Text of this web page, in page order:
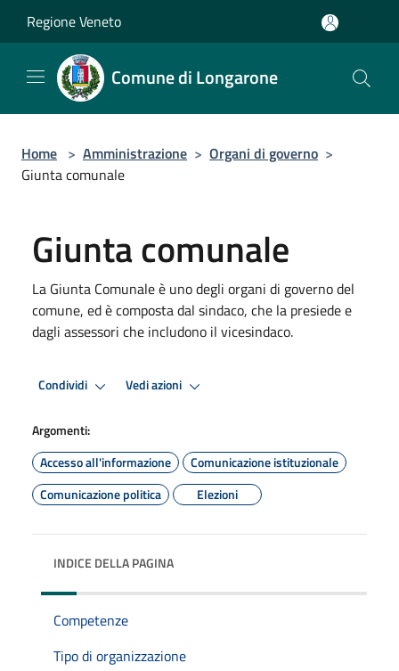
Regione Veneto
Comune di Longarone
Home > Amministrazione > Organi di governo >
Giunta comunale
Giunta comunale
La Giunta Comunale è uno degli organi di governo del
comune, ed è composta dal sindaco, che la presiede e
dagli assessori che includono il vicesindaco.
Condividi Vedi azioni
Argomenti:
Accesso all'informazione
Comunicazione istituzionale
Comunicazione politica
Elezioni
INDICE DELLA PAGINA
Competenze
Tipo di organizzazione